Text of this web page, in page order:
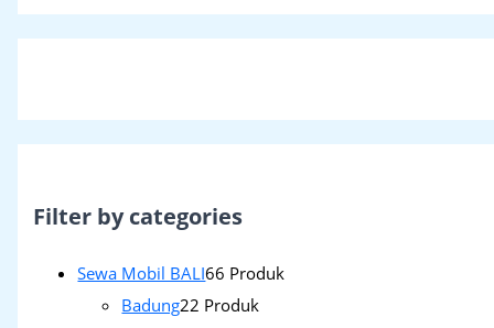
Filter by categories
Sewa Mobil BALI66 Produk
Badung22 Produk